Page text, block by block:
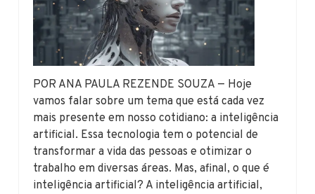
POR ANA PAULA REZENDE SOUZA — Hoje
vamos falar sobre um tema que está cada vez
mais presente em nosso cotidiano: a inteligência
artificial. Essa tecnologia tem o potencial de
transformar a vida das pessoas e otimizar o
trabalho em diversas áreas. Mas, afinal, o que é
inteligência artificial? A inteligência artificial,